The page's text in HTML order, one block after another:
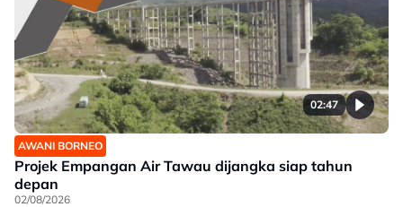
02:47
AWANI BORNEO
Projek Empangan Air Tawau dijangka siap tahun
depan
02/08/2026